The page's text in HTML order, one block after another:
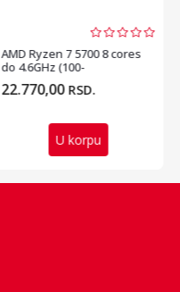
AMD Ryzen 7 5700 8 cores
do 4.6GHz (100-
100000743SBX) procesor
22.770,00 RSD.
U korpu